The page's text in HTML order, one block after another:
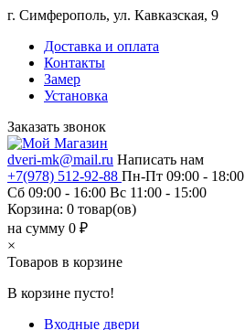
г. Симферополь, ул. Кавказская, 9
Доставка и оплата
Контакты
Замер
Установка
Заказать звонок
dveri-mk@mail.ru Написать нам
+7(978) 512-92-88 Пн-Пт 09:00 - 18:00
Сб 09:00 - 16:00 Вс 11:00 - 15:00
Корзина: 0 товар(ов)
на сумму 0 ₽
×
Товаров в корзине
В корзине пусто!
Входные двери